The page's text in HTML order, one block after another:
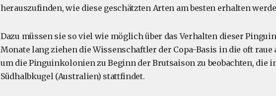
herauszufinden, wie diese geschätzten Arten am besten erhalten
Dazu müssen sie so viel wie möglich über das Verhalten dieser
Monate lang ziehen die Wissenschaftler der Copa-Basis in die oft
um die Pinguinkolonien zu Beginn der Brutsaison zu beobachten, die
Südhalbkugel (Australien) stattfindet.